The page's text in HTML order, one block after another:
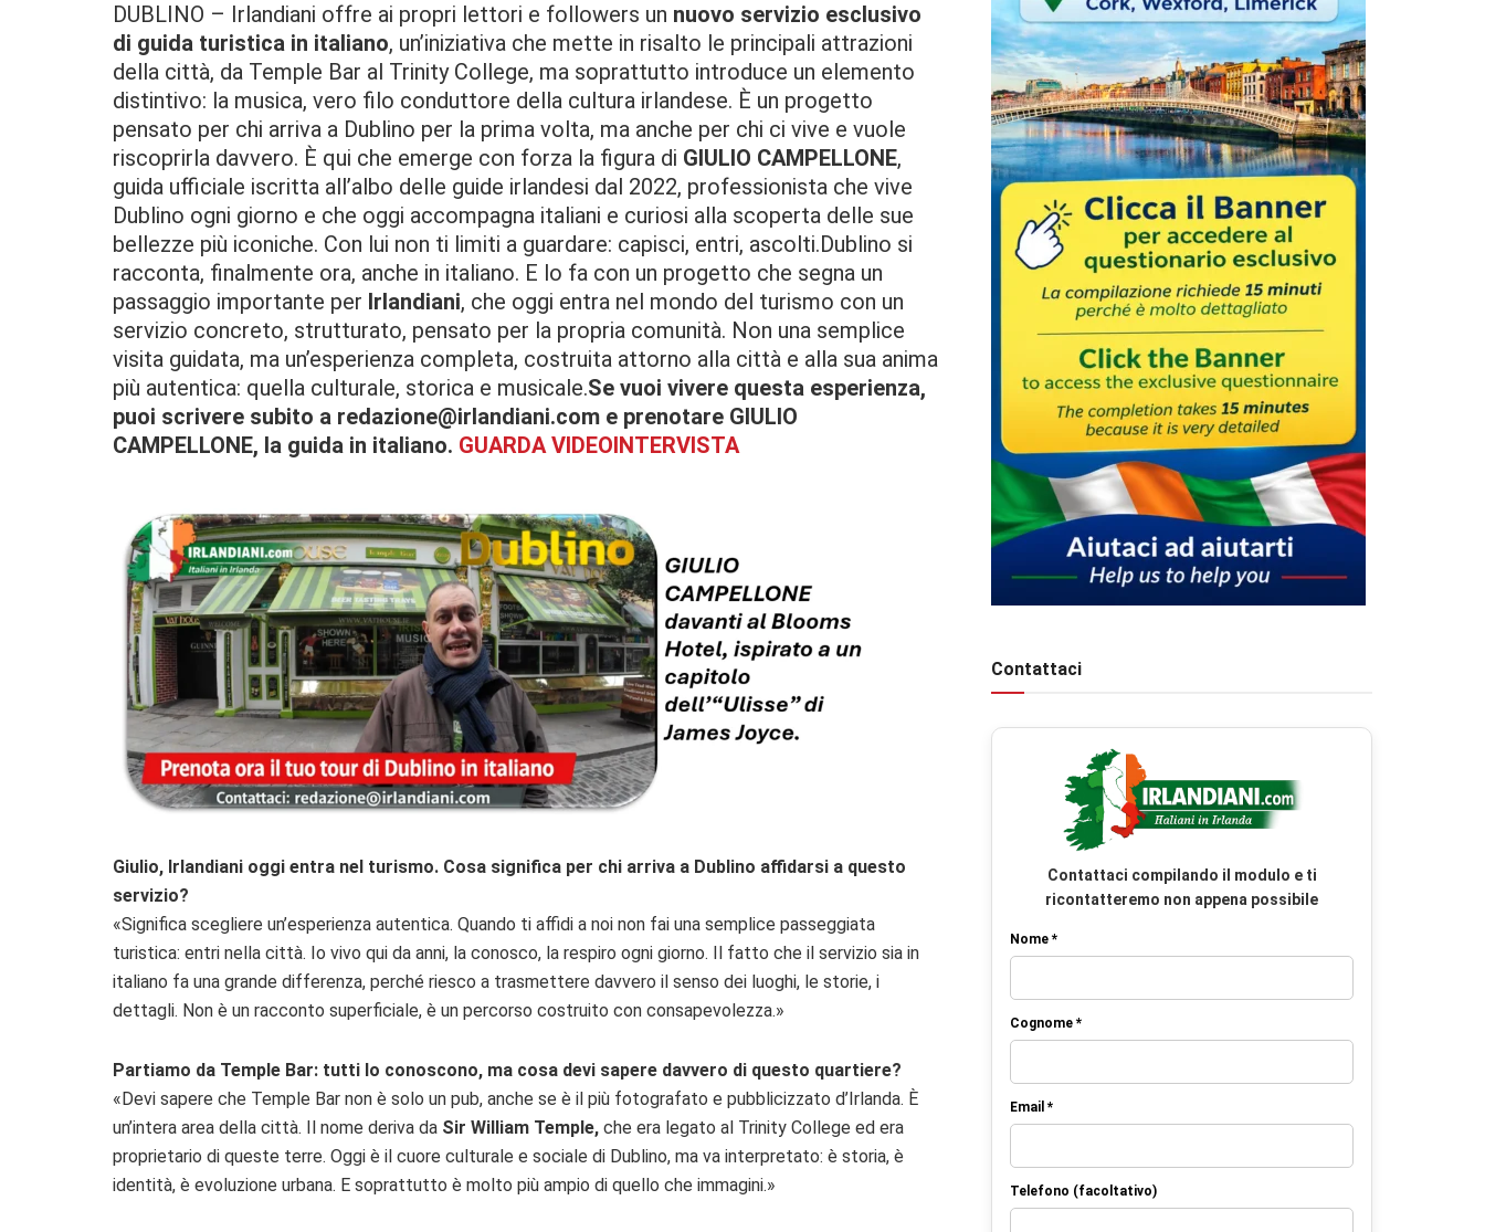
DUBLINO – Irlandiani offre ai propri lettori e followers un nuovo servizio esclusivo
di guida turistica in italiano, un’iniziativa che mette in risalto le principali attrazioni
della città, da Temple Bar al Trinity College, ma soprattutto introduce un elemento
distintivo: la musica, vero filo conduttore della cultura irlandese. È un progetto
pensato per chi arriva a Dublino per la prima volta, ma anche per chi ci vive e vuole
riscoprirla davvero. È qui che emerge con forza la figura di GIULIO CAMPELLONE,
guida ufficiale iscritta all’albo delle guide irlandesi dal 2022, professionista che vive
Dublino ogni giorno e che oggi accompagna italiani e curiosi alla scoperta delle sue
bellezze più iconiche. Con lui non ti limiti a guardare: capisci, entri, ascolti.Dublino si
racconta, finalmente ora, anche in italiano. E lo fa con un progetto che segna un
passaggio importante per Irlandiani, che oggi entra nel mondo del turismo con un
servizio concreto, strutturato, pensato per la propria comunità. Non una semplice
visita guidata, ma un’esperienza completa, costruita attorno alla città e alla sua anima
più autentica: quella culturale, storica e musicale.Se vuoi vivere questa esperienza,
puoi scrivere subito a redazione@irlandiani.com e prenotare GIULIO
CAMPELLONE, la guida in italiano. GUARDA VIDEOINTERVISTA
Giulio, Irlandiani oggi entra nel turismo. Cosa significa per chi arriva a Dublino affidarsi a questo
servizio?
«Significa scegliere un’esperienza autentica. Quando ti affidi a noi non fai una semplice passeggiata
turistica: entri nella città. Io vivo qui da anni, la conosco, la respiro ogni giorno. Il fatto che il servizio sia in
italiano fa una grande differenza, perché riesco a trasmettere davvero il senso dei luoghi, le storie, i
dettagli. Non è un racconto superficiale, è un percorso costruito con consapevolezza.»
Partiamo da Temple Bar: tutti lo conoscono, ma cosa devi sapere davvero di questo quartiere?
«Devi sapere che Temple Bar non è solo un pub, anche se è il più fotografato e pubblicizzato d’Irlanda. È
un’intera area della città. Il nome deriva da Sir William Temple, che era legato al Trinity College ed era
proprietario di queste terre. Oggi è il cuore culturale e sociale di Dublino, ma va interpretato: è storia, è
identità, è evoluzione urbana. E soprattutto è molto più ampio di quello che immagini.»
Contattaci
Contattaci compilando il modulo e ti
ricontatteremo non appena possibile
Nome *
Cognome *
Email *
Telefono (facoltativo)